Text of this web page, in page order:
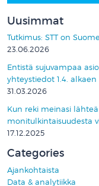
Uusimmat
Tutkimus: STT on
23.06.2026
Entistä sujuvampaa
yhteystiedot 1.4. alkaen
31.03.2026
Kun reki meinasi
monitulkintaisuudesta
17.12.2025
Categories
Ajankohtaista
Data & analytiikka